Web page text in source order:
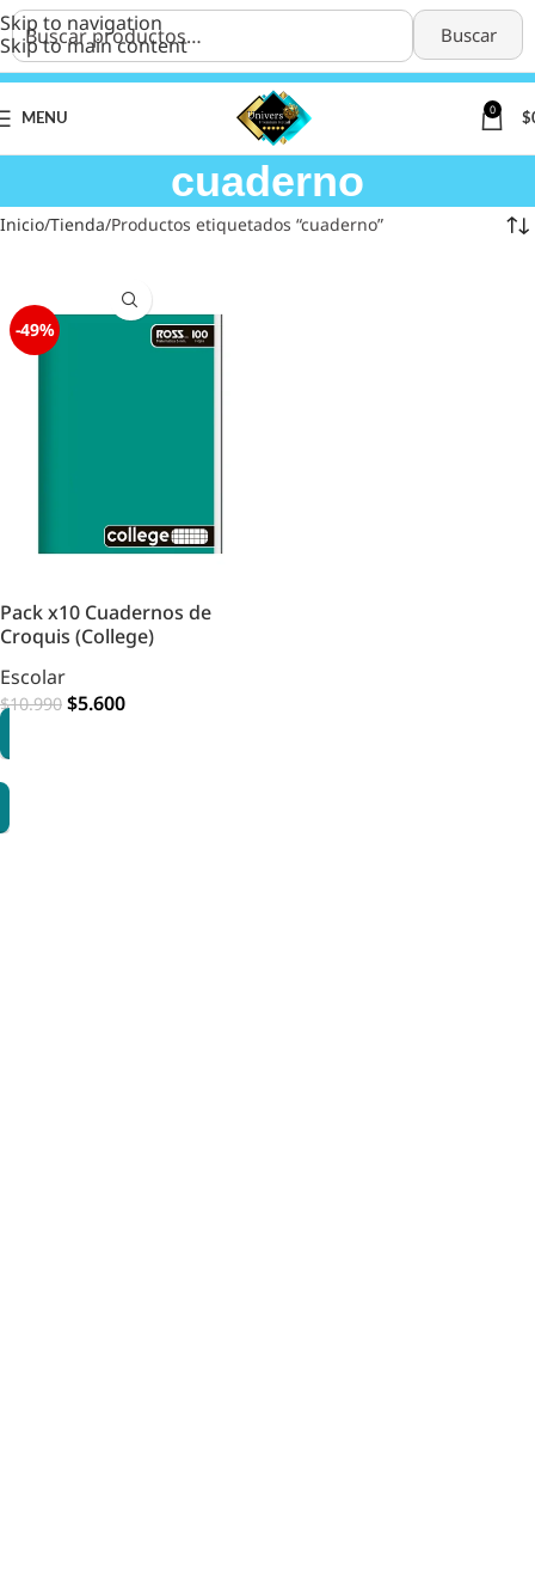
Buscar
Skip to navigation
Skip to main content
MENU
0
$
cuaderno
Inicio Tienda Productos etiquetados “cuaderno”
-49%
Pack x10 Cuadernos de
Croquis (College)
Escolar
$10.990 $5.600